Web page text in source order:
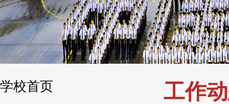
学校首页 工作